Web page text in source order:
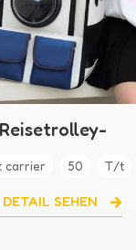
Reisetrolley-
carrier 50 T/t
SEHEN